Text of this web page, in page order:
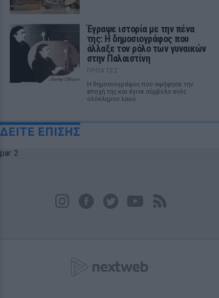
Έγραψε ιστορία με την πένα
της: Η δημοσιογράφος που
άλλαξε τον ρόλο των γυναικών
στην Παλαιστίνη
ΠΡΟΧΤΈΣ
Η δημοσιογράφος που αψήφησε την
εποχή της και έγινε σύμβολο ενός
ολόκληρου λαού
ΔΕΙΤΕ ΕΠΙΣΗΣ
par: 2